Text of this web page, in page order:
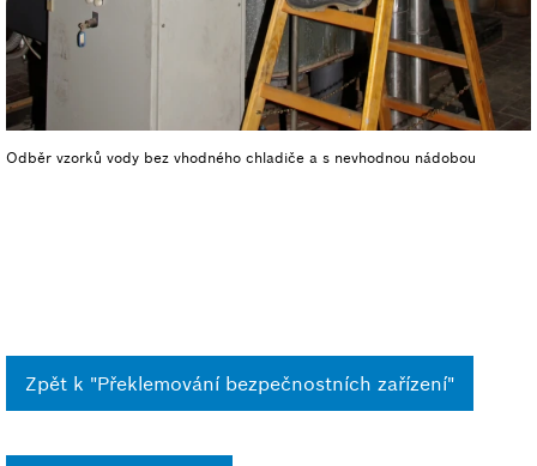
Odběr vzorků vody bez vhodného chladiče a s nevhodnou nádobou
Zpět k "Překlemování bezpečnostních zařízení"